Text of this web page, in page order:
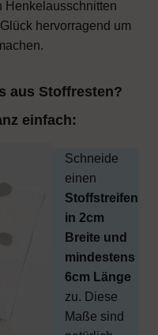
Henkelausschnitten
hervorragend um
aus Stoffresten?
einfach:
Schneide
einen
Stoffstreifen
in 2cm
Breite und
mindestens
6cm Länge
zu. Diese
Maße sind